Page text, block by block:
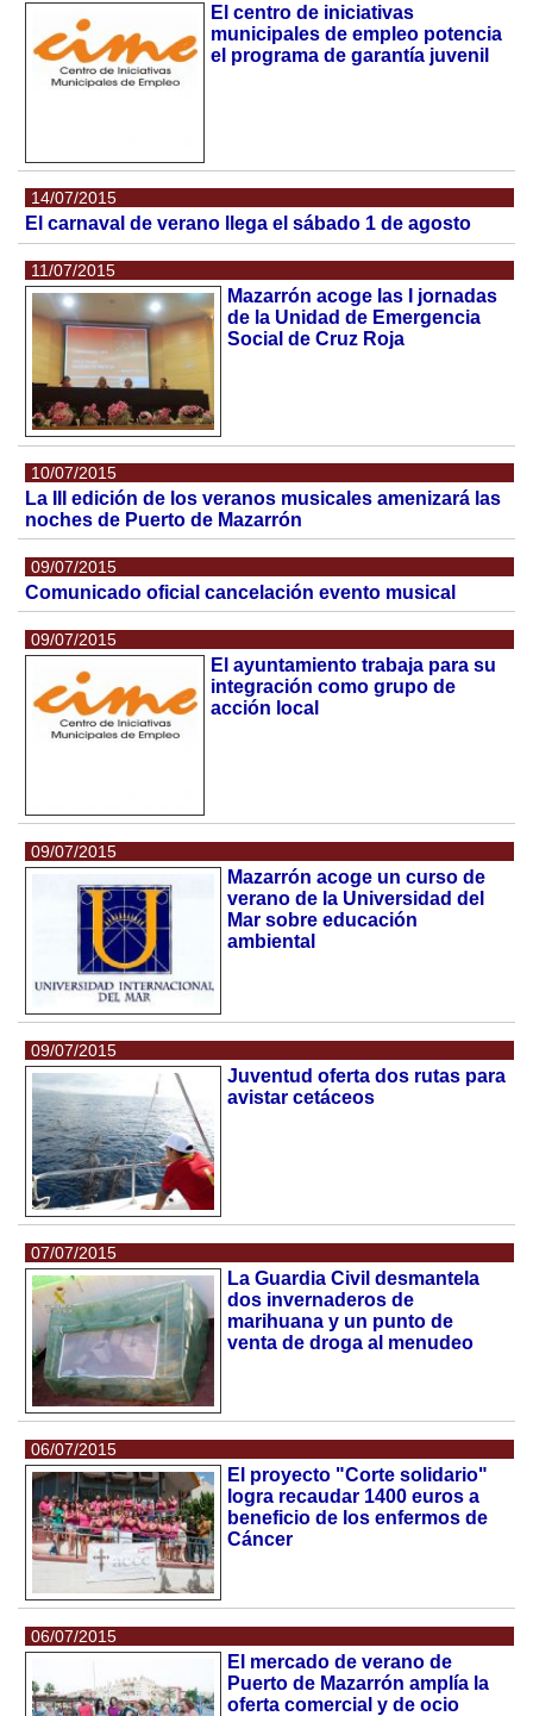
El centro de iniciativas
municipales de empleo potencia
el programa de garantía juvenil
14/07/2015
El carnaval de verano llega el sábado 1 de agosto
11/07/2015
Mazarrón acoge las I jornadas
de la Unidad de Emergencia
Social de Cruz Roja
10/07/2015
La III edición de los veranos musicales amenizará las
noches de Puerto de Mazarrón
09/07/2015
Comunicado oficial cancelación evento musical
09/07/2015
El ayuntamiento trabaja para su
integración como grupo de
acción local
09/07/2015
Mazarrón acoge un curso de
verano de la Universidad del
Mar sobre educación
ambiental
09/07/2015
Juventud oferta dos rutas para
avistar cetáceos
07/07/2015
La Guardia Civil desmantela
dos invernaderos de
marihuana y un punto de
venta de droga al menudeo
06/07/2015
El proyecto "Corte solidario"
logra recaudar 1400 euros a
beneficio de los enfermos de
Cáncer
06/07/2015
El mercado de verano de
Puerto de Mazarrón amplía la
oferta comercial y de ocio